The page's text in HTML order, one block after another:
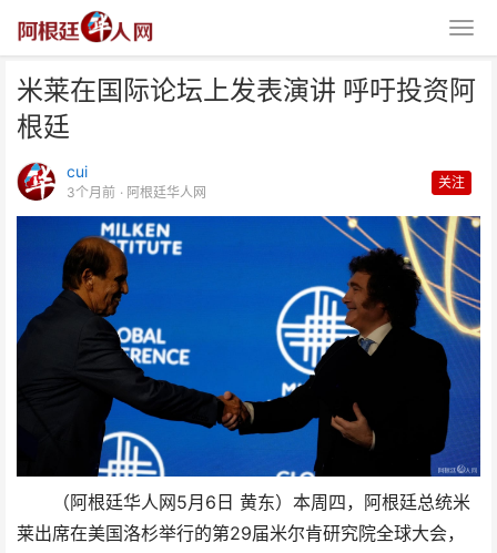
米莱在国际论坛上发表演讲 呼吁投资阿
根廷
cui
3个月前 · 阿根廷华人网
关注
（阿根廷华人网5月6日 黄东）本周四，阿根廷总统米
莱出席在美国洛杉举行的第29届米尔肯研究院全球大会，
米莱在国际论坛上发表演讲 呼吁
投资阿根廷